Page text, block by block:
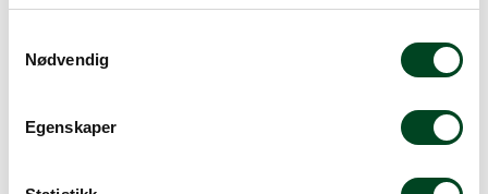
Nødvendig
Egenskaper